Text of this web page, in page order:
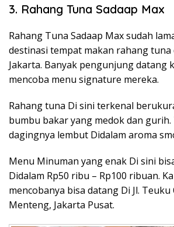
3. Rahang Tuna Sadaap Max
Rahang Tuna Sadaap Max sudah
destinasi tempat makan rahang tuna
Jakarta. Banyak pengunjung datang
mencoba menu signature mereka.
Rahang tuna Di sini terkenal
bumbu bakar yang medok dan
dagingnya lembut Didalam aroma
Menu Minuman yang enak Di sini
Didalam Rp50 ribu – Rp100 ribuan.
mencobanya bisa datang Di Jl.
Menteng, Jakarta Pusat.